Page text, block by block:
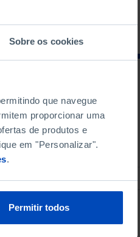
Sobre os cookies
que navegue
proporcionar uma
de produtos e
em "Personalizar".
.
Permitir todos
ORDENAR POR